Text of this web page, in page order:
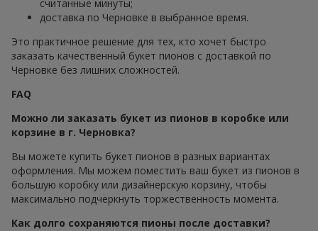
считанные минуты;
доставка по Черновке в выбранное время.
Это практичное решение для тех, кто хочет быстро
заказать качественный букет пионов с доставкой по
Черновке без лишних сложностей.
FAQ
Можно ли заказать букет из пионов в коробке или
корзине в г. Черновка?
Вы можете купить букет пионов в разных вариантах
оформления. Мы можем поместить ваш букет из пионов в
большую коробку или дизайнерскую корзину, чтобы
максимально подчеркнуть торжественность момента.
Как долго сохраняются пионы после доставки?